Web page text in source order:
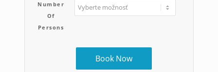
Number
Of
Persons
Book Now